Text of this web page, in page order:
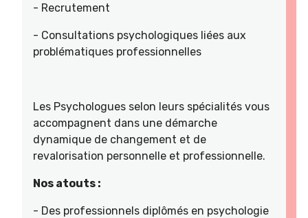
- Recrutement
- Consultations psychologiques liées aux
problématiques professionnelles
Les Psychologues selon leurs spécialités vous
accompagnent dans une démarche
dynamique de changement et de
revalorisation personnelle et professionnelle.
Nos atouts :
- Des professionnels diplômés en psychologie